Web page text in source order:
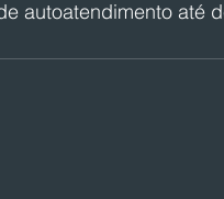
autoatendimento até